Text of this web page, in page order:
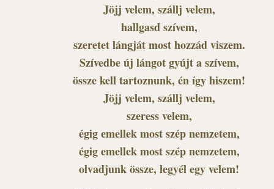
Jöjj velem, szállj velem,
hallgasd szívem,
szeretet lángját most hozzád viszem.
Szívedbe új lángot gyújt a szívem,
össze kell tartoznunk, én így hiszem!
Jöjj velem, szállj velem,
szeress velem,
égig emellek most szép nemzetem,
égig emellek most szép nemzetem,
olvadjunk össze, legyél egy velem!